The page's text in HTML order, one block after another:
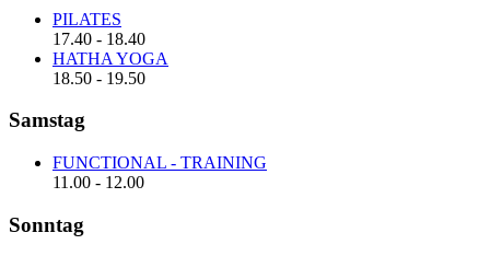
PILATES
17.40 - 18.40
HATHA YOGA
18.50 - 19.50
Samstag
FUNCTIONAL - TRAINING
11.00 - 12.00
Sonntag